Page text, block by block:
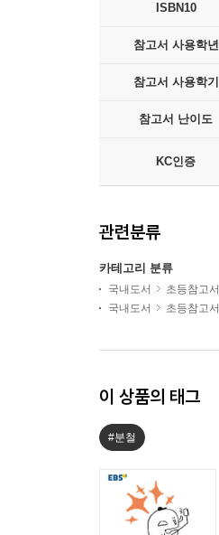
ISBN10
참고서 사용학년
참고서 사용학기
참고서 난이도
KC인증
관련분류
카테고리 분류
국내도서 초등참고서
국내도서
초등참고서
이 상품의 태그
#분철